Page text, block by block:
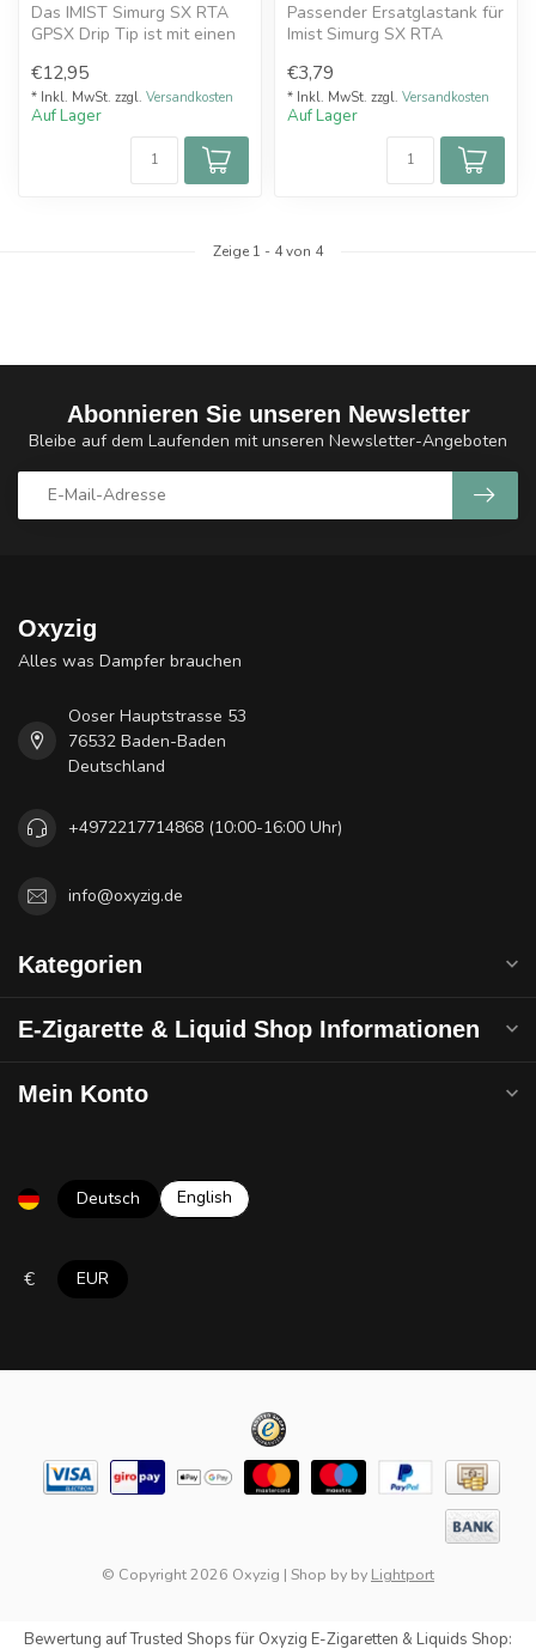
Das IMIST Simurg SX RTA
GPSX Drip Tip ist mit einen
Ring...
€12,95
* Inkl. MwSt. zzgl. Versandkosten
Auf Lager
Passender Ersatglastank für
Imist Simurg SX RTA
€3,79
* Inkl. MwSt. zzgl. Versandkosten
Auf Lager
Zeige 1 - 4von 4
Abonnieren Sie unseren Newsletter
Bleibe auf dem Laufenden mit unseren Newsletter-Angeboten
Oxyzig
Alles was Dampfer brauchen
Ooser Hauptstrasse 53
76532 Baden-Baden
Deutschland
+4972217714868 (10:00-16:00 Uhr)
info@oxyzig.de
Kategorien
E-Zigarette & Liquid Shop Informationen
Mein Konto
Deutsch English
€ EUR
© Copyright 2026 Oxyzig | Shop by by Lightport
Bewertung aufTrusted Shopsfür Oxyzig E-Zigaretten & Liquids Shop: